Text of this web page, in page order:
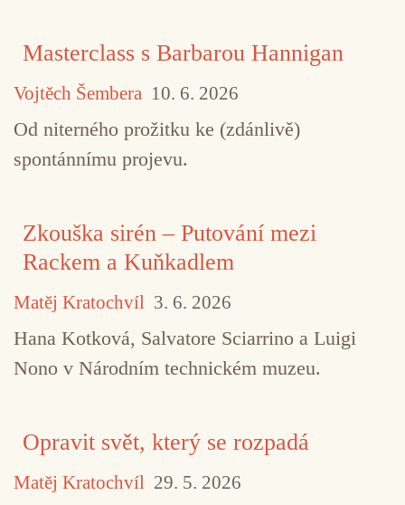
Masterclass s Barbarou Hannigan
Vojtěch Šembera 10. 6. 2026
Od niterného prožitku ke (zdánlivě)
spontánnímu projevu.
Zkouška sirén – Putování mezi
Rackem a Kuňkadlem
Matěj Kratochvíl 3. 6. 2026
Hana Kotková, Salvatore Sciarrino a Luigi
Nono v Národním technickém muzeu.
Opravit svět, který se rozpadá
Matěj Kratochvíl 29. 5. 2026